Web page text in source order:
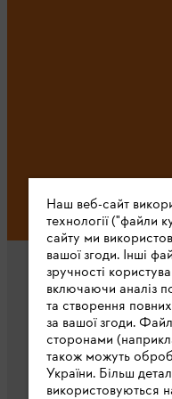
Наш веб-сайт
технології ("файли
сайту ми
вашої згоди. Інші
зручності
включаючи аналіз
та створення
за вашої згоди.
сторонами
також можуть
України. Більш
використовуються